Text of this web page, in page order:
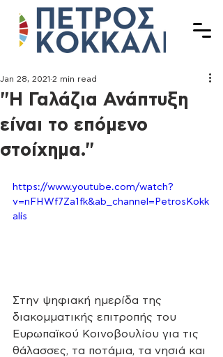
"H Γαλάζια Ανάπτυξη
είναι το επόμενο
στοίχημα."
Jan 28, 2021 2 min read
https://www.youtube.com/watch?
v=nFHWf7Za1fk&ab_channel=PetrosKokk
alis
Στην ψηφιακή ημερίδα της
διακομματικής επιτροπής του
Ευρωπαϊκού Κοινοβουλίου για τις
θάλασσες, τα ποτάμια, τα νησιά και